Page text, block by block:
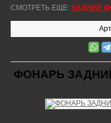
СМОТРЕТЬ ЕЩЕ: ЗАДНИЕ
ФОНАРЬ